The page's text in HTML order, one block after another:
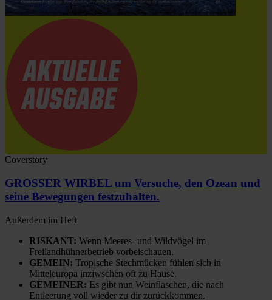
Coverstory
GROSSER WIRBEL um Versuche, den Ozean und
seine Bewegungen festzuhalten.
Außerdem im Heft
RISKANT: Wenn Meeres- und Wildvögel im
Freilandhühnerbetrieb vorbeischauen.
GEMEIN: Tropische Stechmücken fühlen sich in
Mitteleuropa inziwschen oft zu Hause.
GEMEINER: Es gibt nun Weinflaschen, die nach
Entleerung voll wieder zu dir zurückkommen.